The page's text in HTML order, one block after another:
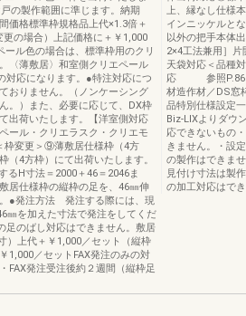
の製作範囲に準じます。納期
価格標準枠規格品上代×1.3倍＋
更の場合）上記価格に＋￥1,000
ル色の場合は、標準枠用のクリ
〈薄敷居〉和室側クリエペール
対応になります。●特注対応につ
おりません。（ノンケーシング
。）また、必要に応じて、DX枠
出荷いたします。【洋室側対応
ール・クリエラスク・クリエモ
枠変更＞⑨薄敷居仕様枠（4方
（4方枠）にて出荷いたします。
H寸法＝2000＋46＝2046ま
居仕様枠の縦枠の足を、46㎜伸
●発注方法 発注する際には、現
を加えた寸法で発注をしてくだ
のばし対応はできません。敷居
）上代＋￥1,000／セット（縦枠
1,000／セットFAX発注のみの対
FAX発注受注後約２週間（縦枠足
上、縁なし仕様
インニッケルと
以外の把手本体
2×4工法兼用］
天袋対応＜品
応 参照
材造作材／DS窓
品特別仕様設定
Biz-LIXよりダウ
応できないもの
きません。・設
の製作はできま
見付け寸法は製
の加工対応はで